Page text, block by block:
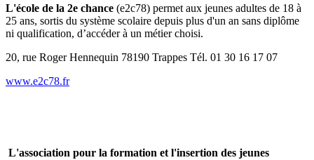
L'école de la 2e chance (e2c78) permet aux jeunes adultes de 18 à
25 ans, sortis du système scolaire depuis plus d'un an sans diplôme
ni qualification, d’accéder à un métier choisi.
20, rue Roger Hennequin 78190 Trappes Tél. 01 30 16 17 07
www.e2c78.fr
L'association pour la formation et l'insertion des jeunes